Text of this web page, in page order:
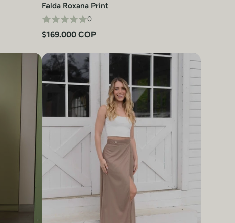
Vista rápida
Falda Roxana Print
0
$169.000 COP